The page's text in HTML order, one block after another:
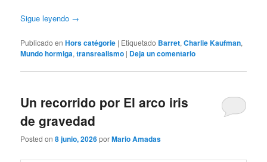
Sigue leyendo →
Publicado en Hors catégorie | Etiquetado Barret,Charlie Kaufman,
Mundo hormiga,transrealismo | Deja un comentario
Un recorrido por El arco iris
de gravedad
Posted on8 junio, 2026porMario Amadas